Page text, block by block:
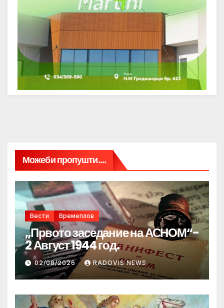
Можеби пропушти....
Вести Времеплов
„Првото заседание на АСНОМ“-
2 Август 1944 год.
02/08/2026 RADOVIS NEWS